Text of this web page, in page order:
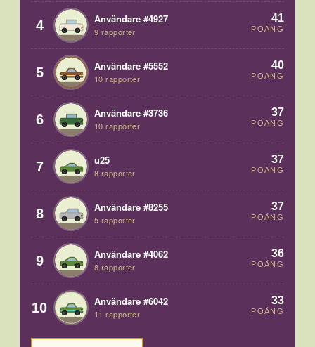
4 Användare #4927
9 rapporter
41
POÄNG
5 Användare #5552
10 rapporter
40
POÄNG
6 Användare #3736
10 rapporter
37
POÄNG
7 u25
8 rapporter
37
POÄNG
8 Användare #8255
5 rapporter
37
POÄNG
9 Användare #4062
8 rapporter
36
POÄNG
10 Användare #6042
11 rapporter
33
POÄNG